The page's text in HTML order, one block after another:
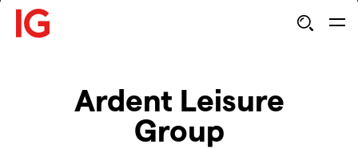
Ardent Leisure
Group